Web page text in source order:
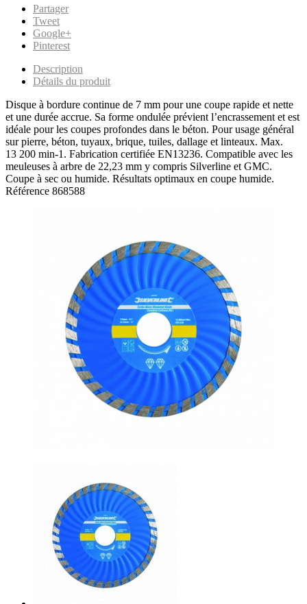
Partager
Tweet
Google+
Pinterest
Description
Détails du produit
Disque à bordure continue de 7 mm pour une coupe rapide et nette
et une durée accrue. Sa forme ondulée prévient l’encrassement et est
idéale pour les coupes profondes dans le béton. Pour usage général
sur pierre, béton, tuyaux, brique, tuiles, dallage et linteaux. Max.
13 200 min-1. Fabrication certifiée EN13236. Compatible avec les
meuleuses à arbre de 22,23 mm y compris Silverline et GMC.
Coupe à sec ou humide. Résultats optimaux en coupe humide.
Référence 868588